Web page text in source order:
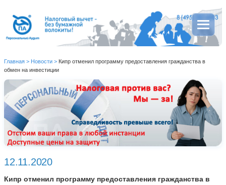
Главная > Новости > Кипр отменил программу предоставления гражданства в
обмен на инвестиции
12.11.2020
Кипр отменил программу предоставления гражданства в